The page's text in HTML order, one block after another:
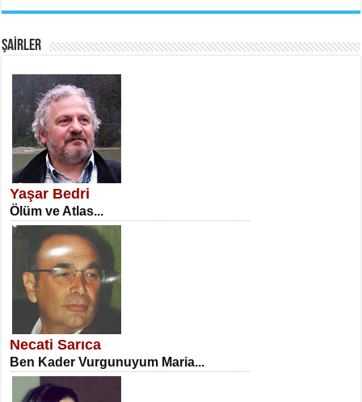
SATILMIŞ ÜMİT ÇETİNKAYA
Erkenlik...
NECLA DİLEK ARSLAN
Öğretmenler Günü Mahkemesi...
ŞAİRLER
Yaşar Bedri
Ölüm ve Atlas...
Necati Sarıca
Ben Kader Vurgunuyum Maria...